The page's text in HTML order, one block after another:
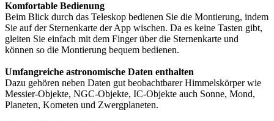
Komfortable Bedienung
Beim Blick durch das Teleskop bedienen Sie die Montierung, indem
Sie auf der Sternenkarte der App wischen. Da es keine Tasten gibt,
gleiten Sie einfach mit dem Finger über die Sternenkarte und
können so die Montierung bequem bedienen.
Umfangreiche astronomische Daten enthalten
Dazu gehören neben Daten gut beobachtbarer Himmelskörper wie
Messier-Objekte, NGC-Objekte, IC-Objekte auch Sonne, Mond,
Planeten, Kometen und Zwergplaneten.